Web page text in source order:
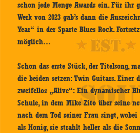
schon jede Menge Awards ein. Für ihr
Werk von 2023 gab’s dann die
Year“ in der Sparte Blues Rock.
möglich…
Schon das erste Stück, der Titelsong,
die beiden setzen: Twin Guitars. Einer
zweifellos „Alive“: Ein dynamischer
Schule, in dem Mike Zito über seine
nach dem Tod seiner Frau singt,
als Honig, sie strahlt heller als die